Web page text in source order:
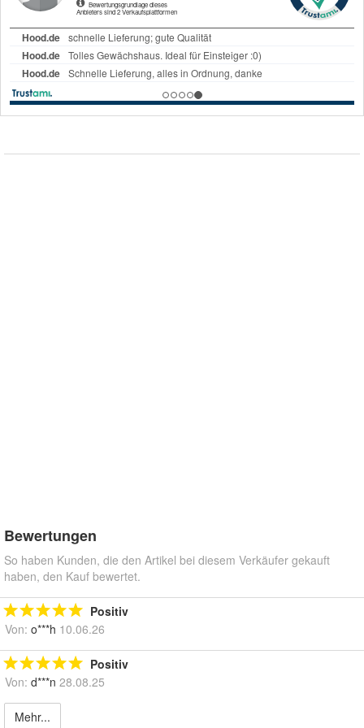
Bewertungen
So haben Kunden, die den Artikel bei diesem Verkäufer gekauft
haben, den Kauf bewertet.
Positiv
Von: o***h 10.06.26
Positiv
Von: d***n 28.08.25
Mehr...